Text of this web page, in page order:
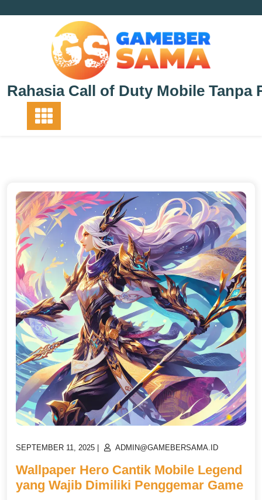
Rahasia Call of Duty Mobile Tanpa
POSTED
SEPTEMBER 11, 2025
POSTED
ADMIN@GAMEBERSAMA.ID
Wallpaper Hero Cantik Mobile Legend
yang Wajib Dimiliki Penggemar Game